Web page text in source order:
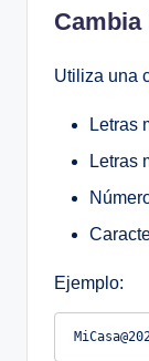
Cambia
Utiliza una
Letras
Letras
Ejemplo: